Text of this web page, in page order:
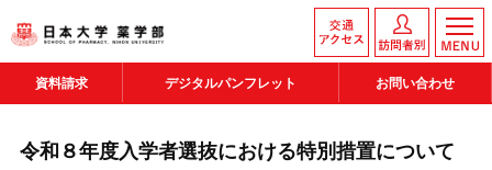
資料請求 デジタルパンフレット お問い合わせ
令和８年度入学者選抜における特別措置について